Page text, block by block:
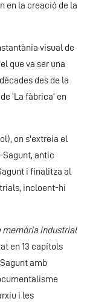
en la creació de la
visual de
que va ser una
des de la
‘La fàbrica’ en
on s'extreia el
Sagunt, antic
i finalitza al
incloent-hi
memòria industrial
en 13 capítols
amb
i les